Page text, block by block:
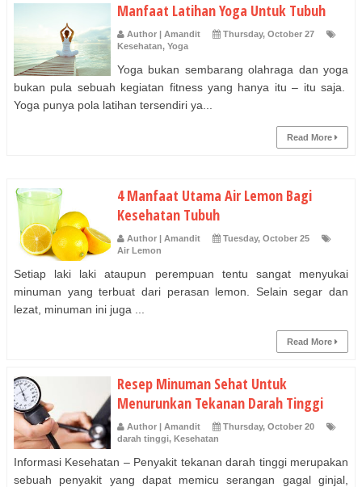
Manfaat Latihan Yoga Untuk Tubuh
Author | Amandit
Thursday, October 27
Kesehatan, Yoga
Yoga bukan sembarang olahraga dan yoga
bukan pula sebuah kegiatan fitness yang hanya itu – itu saja.
Yoga punya pola latihan tersendiri ya...
Read More
4 Manfaat Utama Air Lemon Bagi
Kesehatan Tubuh
Author | Amandit
Tuesday, October 25
Air Lemon
Setiap laki laki ataupun perempuan tentu sangat menyukai
minuman yang terbuat dari perasan lemon. Selain segar dan
lezat, minuman ini juga ...
Read More
Resep Minuman Sehat Untuk
Menurunkan Tekanan Darah Tinggi
Author | Amandit
Thursday, October 20
darah tinggi, Kesehatan
Informasi Kesehatan – Penyakit tekanan darah tinggi merupakan
sebuah penyakit yang dapat memicu serangan gagal ginjal,